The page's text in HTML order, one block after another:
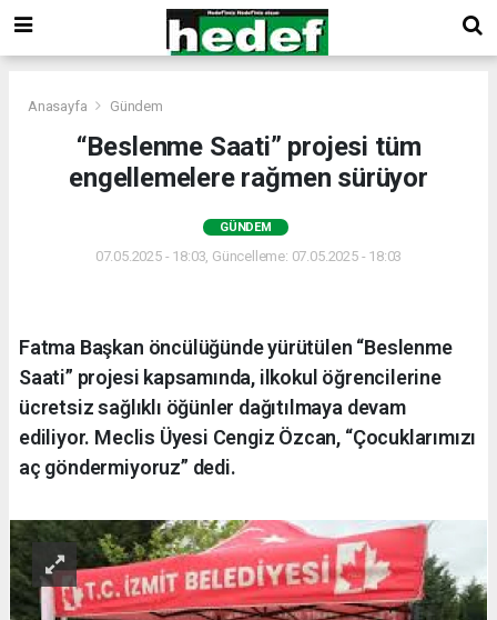
Anasayfa Gündem
“Beslenme Saati” projesi tüm
engellemelere rağmen sürüyor
GÜNDEM
07.05.2025 - 18:03, Güncelleme: 07.05.2025 - 18:03
Fatma Başkan öncülüğünde yürütülen “Beslenme
Saati” projesi kapsamında, ilkokul öğrencilerine
ücretsiz sağlıklı öğünler dağıtılmaya devam
ediliyor. Meclis Üyesi Cengiz Özcan, “Çocuklarımızı
aç göndermiyoruz” dedi.